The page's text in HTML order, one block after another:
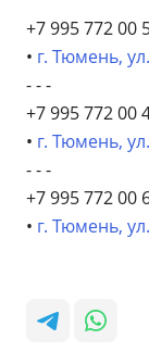
+7 995 772 00
• г. Тюмень,
- - -
+7 995 772 00
• г. Тюмень,
- - -
+7 995 772 00
• г. Тюмень,